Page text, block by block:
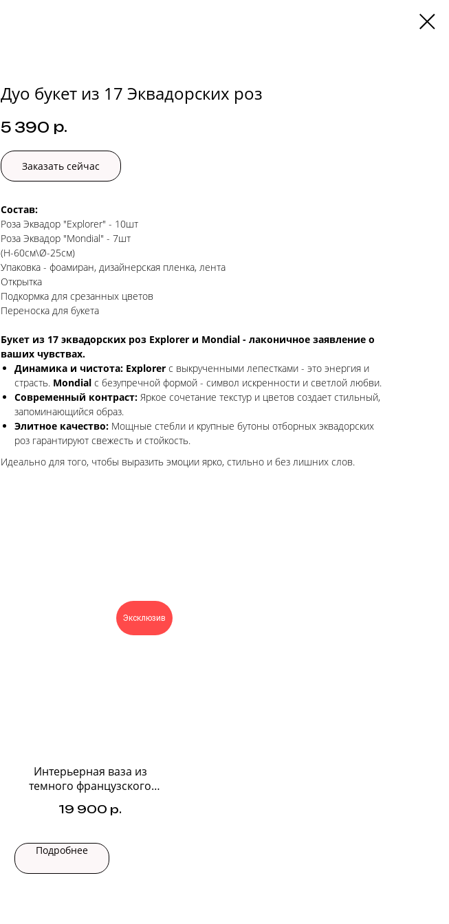
Дуо букет из 17 Эквадорских роз
5 390 р.
Заказать сейчас
Состав:
Роза Эквадор "Explorer" - 10шт
Роза Эквадор "Mondial" - 7шт
(H-60см\Ø-25см)
Упаковка - фоамиран, дизайнерская пленка, лента
Открытка
Подкормка для срезанных цветов
Переноска для букета
Букет из 17 эквадорских роз Explorer и Mondial - лаконичное заявление о
ваших чувствах.
Динамика и чистота: Explorer с выкрученными лепестками - это энергия и
страсть. Mondial с безупречной формой - символ искренности и светлой любви.
Современный контраст: Яркое сочетание текстур и цветов создает стильный,
запоминающийся образ.
Элитное качество: Мощные стебли и крупные бутоны отборных эквадорских
роз гарантируют свежесть и стойкость.
Идеально для того, чтобы выразить эмоции ярко, стильно и без лишних слов.
Эксклюзив
Интерьерная ваза из
темного французского
19 900 р.
Подробнее